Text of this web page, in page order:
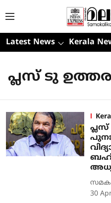
Latest News Kerala
പ്ലസ് ടു
30